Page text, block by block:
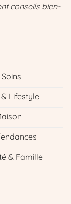
conseils bien-
Lifestyle
& Famille